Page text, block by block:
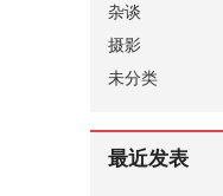
杂谈
摄影
未分类
最近发表